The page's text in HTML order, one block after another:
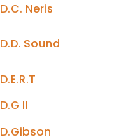
D.C. Neris
D.D. Sound
D.E.R.T
D.G II
D.Gibson